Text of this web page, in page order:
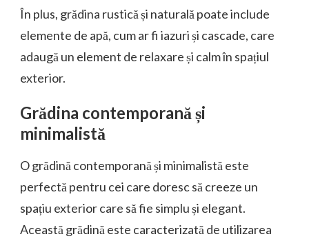
În plus, grădina rustică și naturală poate include
elemente de apă, cum ar fi iazuri și cascade, care
adaugă un element de relaxare și calm în spațiul
exterior.
Grădina contemporană și
minimalistă
O grădină contemporană și minimalistă este
perfectă pentru cei care doresc să creeze un
spațiu exterior care să fie simplu și elegant.
Această grădină este caracterizată de utilizarea